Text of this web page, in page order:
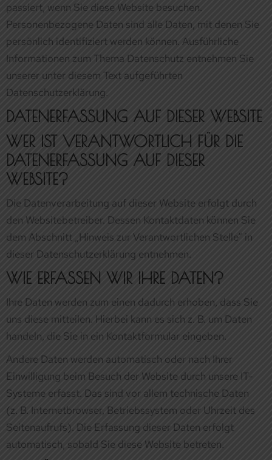
DATENERFASSUNG AUF DIESER WEBSITE
WER IST VERANTWORTLICH FÜR DIE
DATENERFASSUNG AUF DIESER
WEBSITE?
Die Datenverarbeitung auf dieser Website erfolgt durch
den Websitebetreiber. Dessen Kontaktdaten können Sie
dem Abschnitt „Hinweis zur Verantwortlichen Stelle“ in
dieser Datenschutzerklärung entnehmen.
WIE ERFASSEN WIR IHRE DATEN?
Ihre Daten werden zum einen dadurch erhoben, dass Sie
uns diese mitteilen. Hierbei kann es sich z. B. um Daten
handeln, die Sie in ein Kontaktformular eingeben.
Einwilligung beim Besuch der Website durch unsere IT-
Systeme erfasst. Das sind vor allem technische Daten
(z. B. Internetbrowser, Betriebssystem oder Uhrzeit des
Seitenaufrufs). Die Erfassung dieser Daten erfolgt
WOFÜR NUTZEN WIR IHRE DATEN?
Ein Teil der Daten wird erhoben, um eine fehlerfreie
Bereitstellung der Website zu gewährleisten. Andere
Daten können zur Analyse Ihres Nutzerverhaltens
verwendet werden.